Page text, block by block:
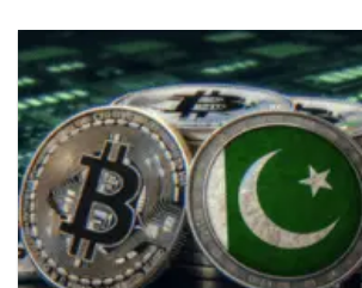
mức giá cao nhất từ trước đến nay